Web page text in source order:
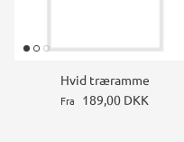
Hvid træramme
Fra 189,00 DKK